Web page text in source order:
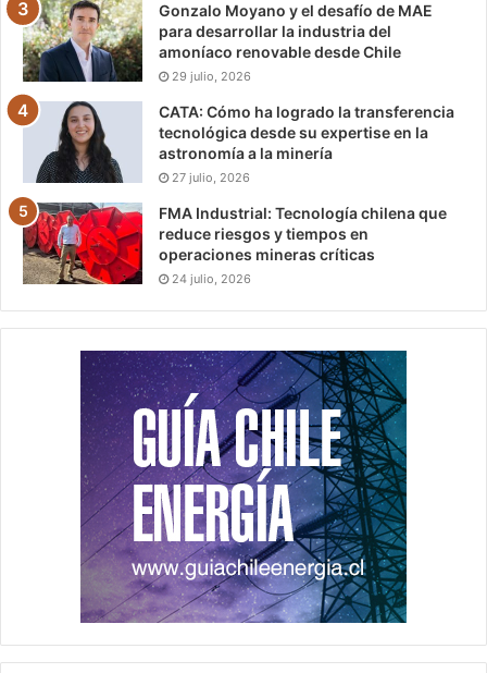
Gonzalo Moyano y el desafío de MAE
para desarrollar la industria del
amoníaco renovable desde Chile
29 julio, 2026
CATA: Cómo ha logrado la transferencia
tecnológica desde su expertise en la
astronomía a la minería
27 julio, 2026
FMA Industrial: Tecnología chilena que
reduce riesgos y tiempos en
operaciones mineras críticas
24 julio, 2026